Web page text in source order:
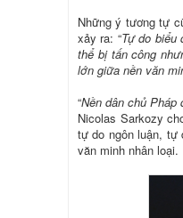
Những ý tương tự
xảy ra: “Tự do biểu
thể bị tấn công
lớn giữa nền văn
“Nền dân chủ
Nicolas Sarkozy
tự do ngôn luận, tự
văn minh nhân loại.